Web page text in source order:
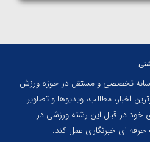
تخصصی و مستقل در حوزه ورزش
اخبار، مطالب، ویدیوها و تصاویر
در قبال این رشته ورزشی در
ای خبرنگاری عمل کند.